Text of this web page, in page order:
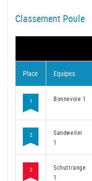
Classement Poule
Place Equipes
1 Bonnevoie 1
2
Sandweiler
1
3
Schuttrange
1